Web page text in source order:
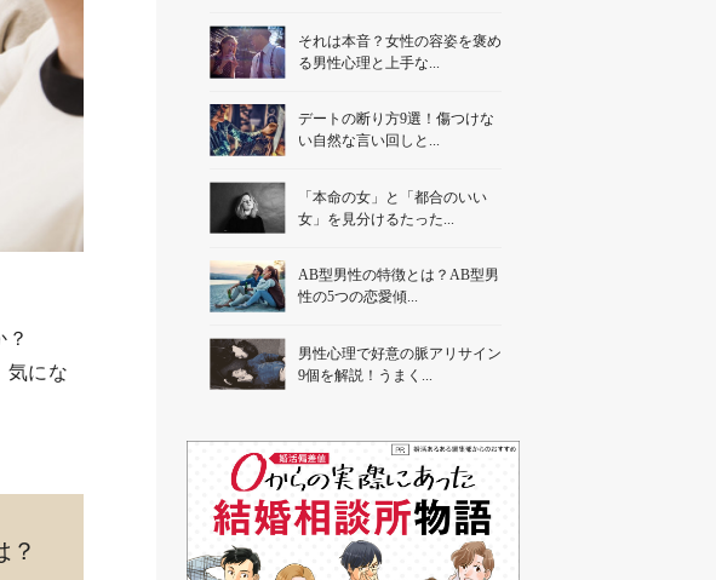
気にな
？
それは本音？女性の容姿を褒め
る男性心理と上手な...
デートの断り方9選！傷つけな
い自然な言い回しと...
「本命の女」と「都合のいい
女」を見分けるたった...
AB型男性の特徴とは？AB型男
性の5つの恋愛傾...
男性心理で好意の脈アリサイン
9個を解説！うまく...